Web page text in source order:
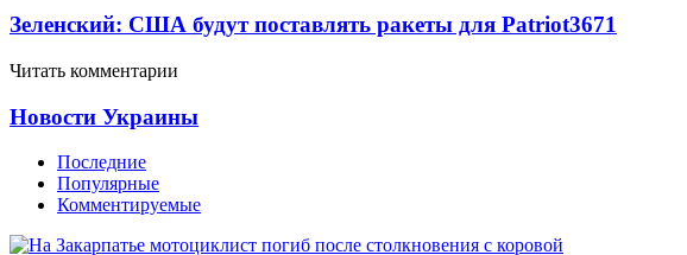
Зеленский: США будут поставлять ракеты для Patriot3671
Читать комментарии
Новости Украины
Последние
Популярные
Комментируемые